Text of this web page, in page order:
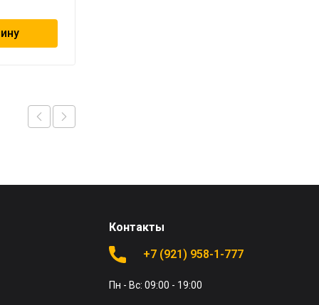
Контакты
+7 (921) 958-1-777
Пн - Вс: 09:00 - 19:00